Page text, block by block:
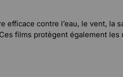
contre l’eau, le vent, la
films protègent également les